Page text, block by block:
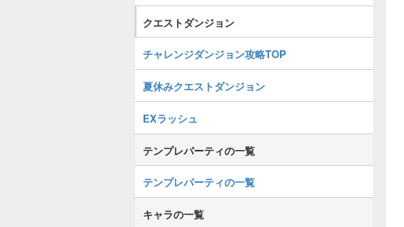
クエストダンジョン
チャレンジダンジョン攻略TOP
夏休みクエストダンジョン
EXラッシュ
テンプレパーティの一覧
テンプレパーティの一覧
キャラの一覧